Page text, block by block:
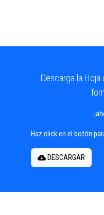
Descarga la Hoja
Haz click en el botón
DESCARGAR